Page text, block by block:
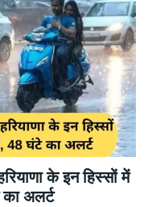
के इन हिस्सों में
अलर्ट